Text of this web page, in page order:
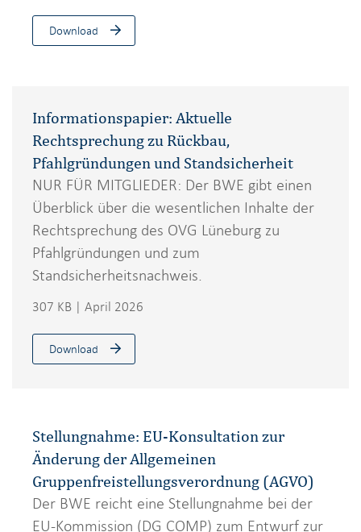
Download
Informationspapier: Aktuelle
Rechtsprechung zu Rückbau,
Pfahlgründungen und Standsicherheit
NUR FÜR MITGLIEDER: Der BWE gibt einen
Überblick über die wesentlichen Inhalte der
Rechtsprechung des OVG Lüneburg zu
Pfahlgründungen und zum
Standsicherheitsnachweis.
307 KB | April 2026
Download
Stellungnahme: EU-Konsultation zur
Änderung der Allgemeinen
Gruppenfreistellungsverordnung (AGVO)
Der BWE reicht eine Stellungnahme bei der
EU-Kommission (DG COMP) zum Entwurf zur